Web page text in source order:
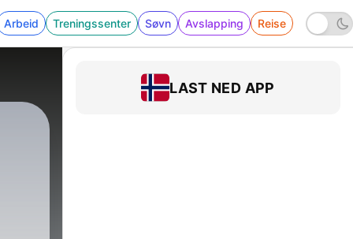
Arbeid Treningssenter Søvn Avslapping Reise
LAST NED APP